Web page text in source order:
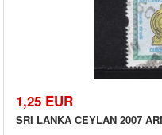
1,25 EUR
SRI LANKA CEYLAN 2007